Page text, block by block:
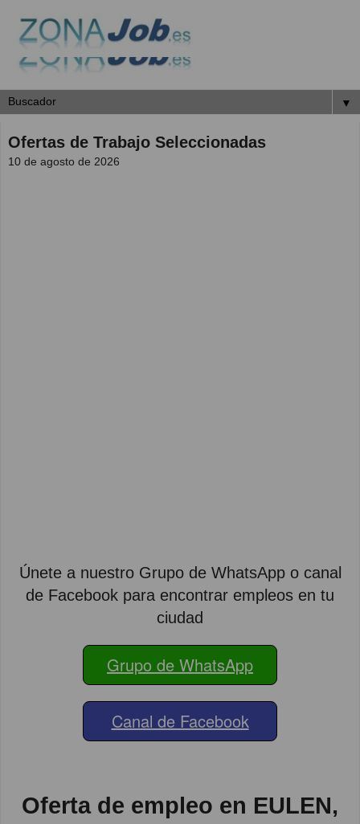
▼
Ofertas de Trabajo Seleccionadas
10 de agosto de 2026
Únete a nuestro Grupo de WhatsApp o canal
de Facebook para encontrar empleos en tu
ciudad
Grupo de WhatsApp
Canal de Facebook
Oferta de empleo en EULEN,